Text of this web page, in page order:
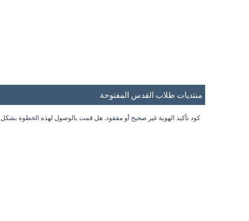
منتديات طلاب القدس المفتوحة
كود تأكيد الهوية غير صحيح أو مفقود. هل قمت بالوصول لهذه الخطوة